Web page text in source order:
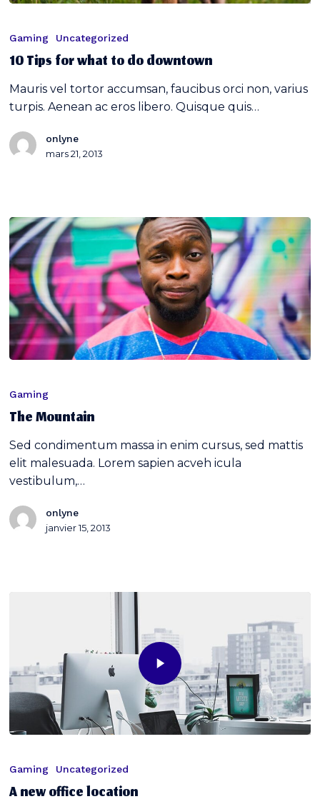
what
to
do
Gaming Uncategorized
10 Tips for what to do downtown
Mauris vel tortor accumsan, faucibus orci non, varius
turpis. Aenean ac eros libero. Quisque quis…
onlyne
mars 21, 2013
Gaming
The Mountain
Sed condimentum massa in enim cursus, sed mattis
elit malesuada. Lorem sapien acveh icula
vestibulum,…
onlyne
janvier 15, 2013
Gaming Uncategorized
A new office location